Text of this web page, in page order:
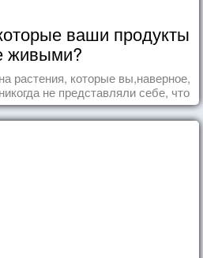
ваши продукты
живыми?
растения, которые вы,наверное,
не представляли себе, что
их в пищу.